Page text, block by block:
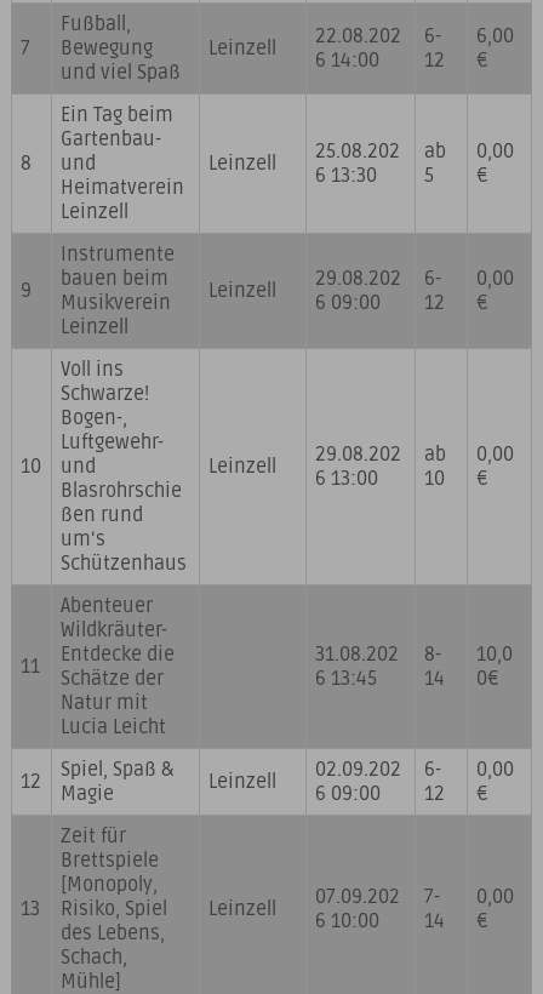
7
Fußball,
Bewegung
und viel Spaß
Leinzell
22.08.202
6 14:00
6-
12
6,00
€
8
Ein Tag beim
Gartenbau-
und
Heimatverein
Leinzell
Leinzell
25.08.202
6 13:30
ab
5
0,00
€
9
Instrumente
bauen beim
Musikverein
Leinzell
Leinzell
29.08.202
6 09:00
6-
12
0,00
€
10
Voll ins
Schwarze!
Bogen-,
Luftgewehr-
und
Blasrohrschie
ßen rund
um‘s
Schützenhaus
Leinzell
29.08.202
6 13:00
ab
10
0,00
€
11
Abenteuer
Wildkräuter-
Entdecke die
Schätze der
Natur mit
Lucia Leicht
31.08.202
6 13:45
8-
14
10,0
0€
12
Spiel, Spaß &
Magie
Leinzell
02.09.202
6 09:00
6-
12
0,00
€
13
Zeit für
Brettspiele
[Monopoly,
Risiko, Spiel
des Lebens,
Schach,
Mühle]
Leinzell
07.09.202
6 10:00
7-
14
0,00
€